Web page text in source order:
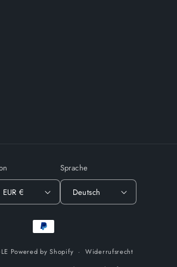
Polen | EUR €
Sprache
Deutsch
Zahlungsmethoden
Powered by Shopify
Widerrufsrecht